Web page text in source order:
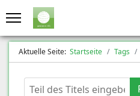
Aktuelle Seite: Startseite Tags
Teil des Titels eingeben